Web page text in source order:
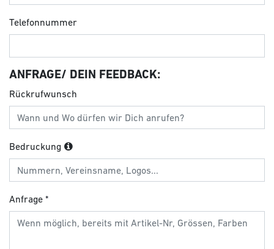
Telefonnummer
ANFRAGE/ DEIN FEEDBACK:
Rückrufwunsch
Bedruckung
Anfrage